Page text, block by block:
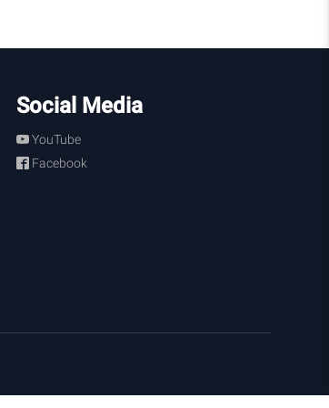
Social Media
YouTube
Facebook